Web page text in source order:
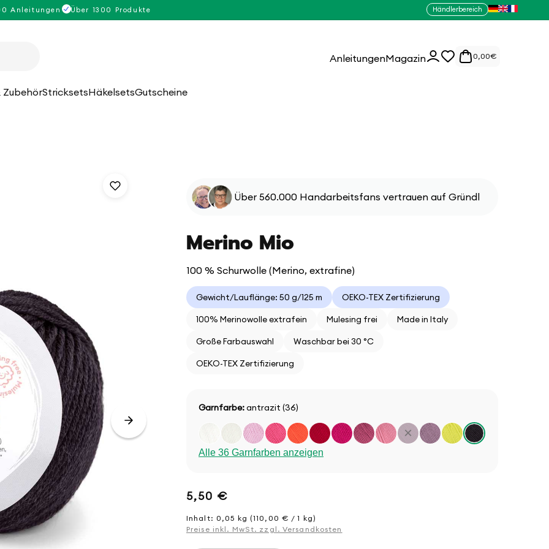
Anleitungen Über 1300 Produkte Händlerbereich
AnleitungenMagazinEinloggen 0,00€
0
Artikel
ZubehörStricksetsHäkelsetsGutscheine
Über 560.000 Handarbeitsfans vertrauen auf Gründl
Merino Mio
100 % Schurwolle (Merino, extrafine)
Gewicht/Lauflänge: 50 g/125 m
OEKO-TEX Zertifizierung
100% Merinowolle extrafein
Mulesing frei
Made in Italy
Große Farbauswahl
Waschbar bei 30 °C
OEKO-TEX Zertifizierung
Garnfarbe:antrazit (36)
×
Alle 36 Garnfarben anzeigen
Normaler
Preis
5,50 €
Inhalt: 0,05 kg (110,00 € / 1 kg)
Preise inkl. MwSt. zzgl. Versandkosten